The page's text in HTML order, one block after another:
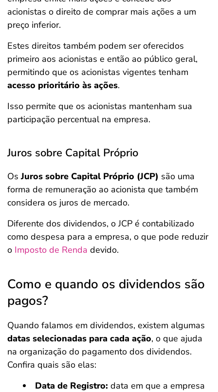
acionistas o direito de comprar mais ações a um
preço inferior.
Estes direitos também podem ser oferecidos
primeiro aos acionistas e então ao público geral,
permitindo que os acionistas vigentes tenham
acesso prioritário às ações.
Isso permite que os acionistas mantenham sua
participação percentual na empresa.
Juros sobre Capital Próprio
OsJuros sobre Capital Próprio (JCP) são uma
forma de remuneração ao acionista que também
considera os juros de mercado.
Diferente dos dividendos, o JCP é contabilizado
como despesa para a empresa, o que pode reduzir
o Imposto de Renda devido.
Como e quando os dividendos são
pagos?
Quando falamos em dividendos, existem algumas
datas selecionadas para cada ação, o que ajuda
na organização do pagamento dos dividendos.
Confira quais são elas:
Data de Registro: data em que a empresa